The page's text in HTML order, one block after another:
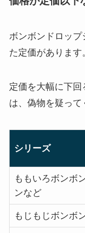
ボンボンドロッ
た定価があります
定価を大幅に下
は、偽物を疑って
シリーズ
ももいろボンボ
ンなど
もじもじボンボ